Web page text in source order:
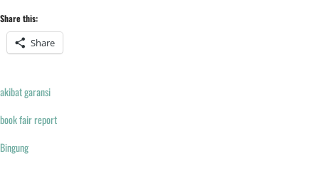
Share this:
Share
akibat garansi
book fair report
Bingung